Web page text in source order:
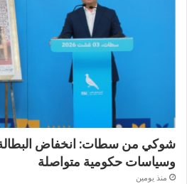
شوكي من سطات: انخفاض البطالة
وسياسات حكومية متواصلة
منذ يومين